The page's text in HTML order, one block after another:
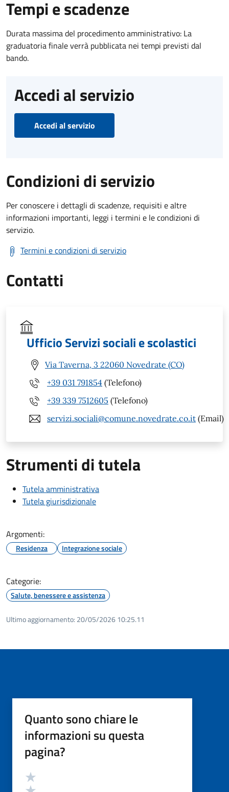
Tempi e scadenze
Durata massima del procedimento amministrativo: La
graduatoria finale verrà pubblicata nei tempi previsti dal
bando.
Accedi al servizio
Accedi al servizio
Condizioni di servizio
Per conoscere i dettagli di scadenze, requisiti e altre
informazioni importanti, leggi i termini e le condizioni di
servizio.
Termini e condizioni di servizio
Contatti
Ufficio Servizi sociali e scolastici
Via Taverna, 3 22060 Novedrate (CO)
+39 031 791854 (Telefono)
+39 339 7512605 (Telefono)
servizi.sociali@comune.novedrate.co.it (Email)
Strumenti di tutela
Tutela amministrativa
Tutela giurisdizionale
Argomenti:
Residenza Integrazione sociale
Categorie:
Salute, benessere e assistenza
Ultimo aggiornamento: 20/05/2026 10:25.11
Quanto sono chiare le
informazioni su questa
pagina?
Valutazione